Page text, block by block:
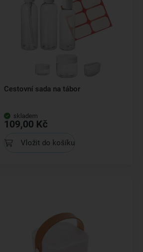
Cestovní sada na tábor
skladem
109,00 Kč
Vložit do košíku